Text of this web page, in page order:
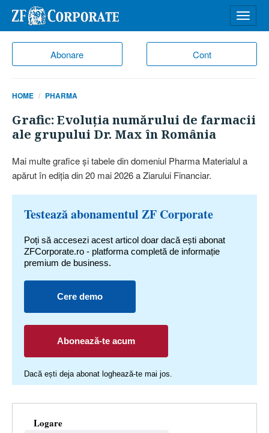
Abonare Cont
meniu
HOME PHARMA
Grafic: Evoluţia numărului de farmacii
ale grupului Dr. Max în România
Mai multe grafice şi tabele din domeniul Pharma Materialul a
apărut în ediţia din 20 mai 2026 a Ziarului Financiar.
Testează abonamentul ZF Corporate
Poți să accesezi acest articol doar dacă ești abonat
ZFCorporate.ro - platforma completă de informație
premium de business.
Cere demo
Abonează-te acum
Dacă ești deja abonat loghează-te mai jos.
Logare